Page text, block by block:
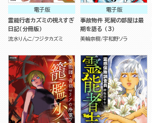
電子版
霊能行者カズミの視えすぎ
日記（分冊版）
流水りんこ フジタカズミ
電子版
事故物件 死屍の部屋は最
期を語る （3）
美輪奈樹 宇和野ソラ